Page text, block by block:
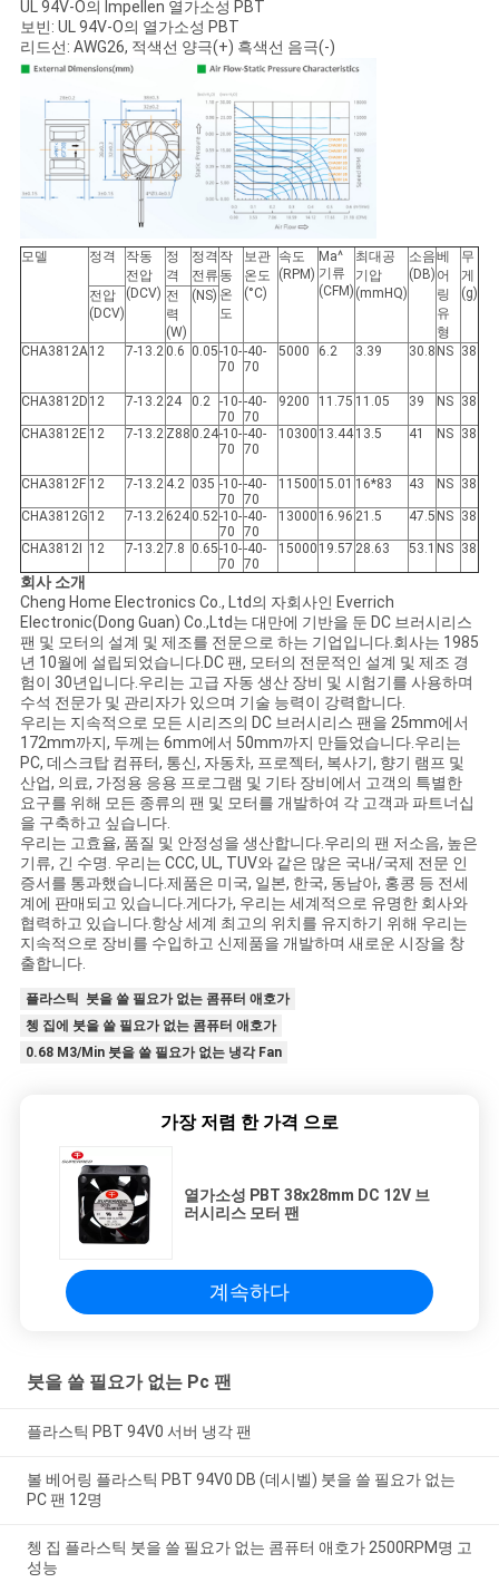
뉴
스
을
구
하
세
요
사
이
트
맵
PRIVACY
POLICY
UL 94V-O의 Impellen 열가소성 PBT
보빈: UL 94V-O의 열가소성 PBT
리드선: AWG26, 적색선 양극(+) 흑색선 음극(-)
모델 정격
작동
전압
(DCV)
정
격
정격
전류
작
동
온
도
보관
온도
(°C)
속도
(RPM)
Ma^
기류
(CFM)
최대공
기압
(mmHQ)
소음
(DB)
베
어
링
유
형
무
게
(g)
전압
(DCV)
전
력
(W)
(NS)
CHA3812A 12 7-13.2 0.6 0.05-10-
70
-40-
70
5000 6.2 3.39 30.8 NS 38
CHA3812D 12 7-13.2 24 0.2
-10-
70
-40-
70
9200 11.75 11.05 39 NS 38
CHA3812E 12 7-13.2 Z88 0.24-10-
70
-40-
70
10300 13.44 13.5 41 NS 38
CHA3812F 12 7-13.2 4.2 035 -10-
70
-40-
70
11500 15.01 16*83 43 NS 38
CHA3812G 12 7-13.2 624 0.52-10-
70
-40-
70
13000 16.96 21.5 47.5 NS 38
CHA3812I 12 7-13.2 7.8 0.65-10-
70
-40-
70
15000 19.57 28.63 53.1 NS 38
회사 소개
Cheng Home Electronics Co., Ltd의 자회사인 Everrich
Electronic(Dong Guan) Co.,Ltd는 대만에 기반을 둔 DC 브러시리스
팬 및 모터의 설계 및 제조를 전문으로 하는 기업입니다.회사는 1985
년 10월에 설립되었습니다.DC 팬, 모터의 전문적인 설계 및 제조 경
험이 30년입니다.우리는 고급 자동 생산 장비 및 시험기를 사용하며
수석 전문가 및 관리자가 있으며 기술 능력이 강력합니다.
우리는 지속적으로 모든 시리즈의 DC 브러시리스 팬을 25mm에서
172mm까지, 두께는 6mm에서 50mm까지 만들었습니다.우리는
PC, 데스크탑 컴퓨터, 통신, 자동차, 프로젝터, 복사기, 향기 램프 및
산업, 의료, 가정용 응용 프로그램 및 기타 장비에서 고객의 특별한
요구를 위해 모든 종류의 팬 및 모터를 개발하여 각 고객과 파트너십
을 구축하고 싶습니다.
우리는 고효율, 품질 및 안정성을 생산합니다.우리의 팬 저소음, 높은
기류, 긴 수명. 우리는 CCC, UL, TUV와 같은 많은 국내/국제 전문 인
증서를 통과했습니다.제품은 미국, 일본, 한국, 동남아, 홍콩 등 전세
계에 판매되고 있습니다.게다가, 우리는 세계적으로 유명한 회사와
협력하고 있습니다.항상 세계 최고의 위치를 ​​유지하기 위해 우리는
지속적으로 장비를 수입하고 신제품을 개발하며 새로운 시장을 창
출합니다.
플라스틱 붓을 쓸 필요가 없는 콤퓨터 애호가
쳉 집에 붓을 쓸 필요가 없는 콤퓨터 애호가
0.68 M3/Min 붓을 쓸 필요가 없는 냉각 Fan
가장 저렴 한 가격 으로
열가소성 PBT 38x28mm DC 12V 브
러시리스 모터 팬
계속하다
붓을 쓸 필요가 없는 Pc 팬
플라스틱 PBT 94V0 서버 냉각 팬
볼 베어링 플라스틱 PBT 94V0 DB (데시벨) 붓을 쓸 필요가 없는
PC 팬 12명
쳉 집 플라스틱 붓을 쓸 필요가 없는 콤퓨터 애호가 2500RPM명 고
성능